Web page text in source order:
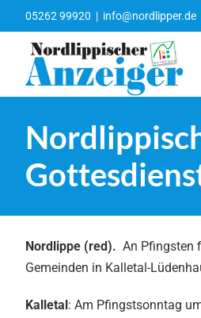
Inhalt
springen
05262 99920 | info@nordlipper.de
Nordlippe (red). An Pfingsten
Gemeinden in Kalletal-
Kalletal: Am Pfingstsonntag